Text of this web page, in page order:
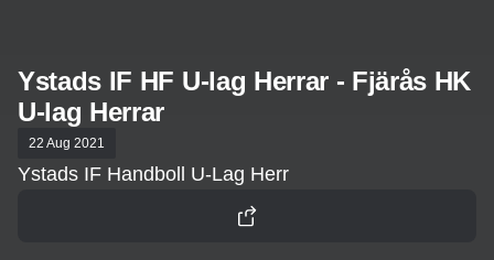
Ystads IF HF U-lag Herrar - Fjärås HK
U-lag Herrar
22 Aug 2021
Ystads IF Handboll U-Lag Herr